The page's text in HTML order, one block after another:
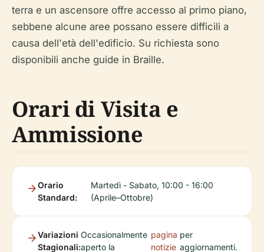
terra e un ascensore offre accesso al primo piano,
sebbene alcune aree possano essere difficili a
causa dell'età dell'edificio. Su richiesta sono
disponibili anche guide in Braille.
Orari di Visita e
Ammissione
Orario
Standard:
Martedì - Sabato, 10:00 - 16:00
(Aprile–Ottobre)
Variazioni
Stagionali:
Occasionalmente
aperto la
pagina
notizie
per
aggiornamenti.